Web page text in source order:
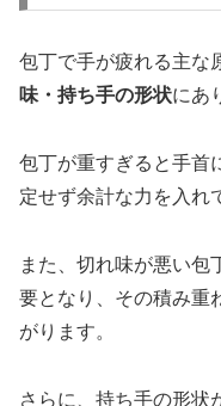
包丁で手が疲れる主な
味・持ち手の形状にあ
包丁が重すぎると手首
定せず余計な力を入れ
また、切れ味が悪い包
要となり、その積み重
がります。
さらに、持ち手の形状